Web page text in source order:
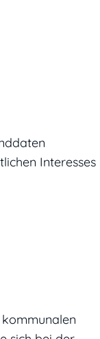
Interesses